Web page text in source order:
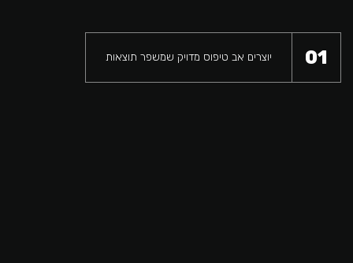
01 יוצרים אב טיפוס מדויק שמשפר תוצאות